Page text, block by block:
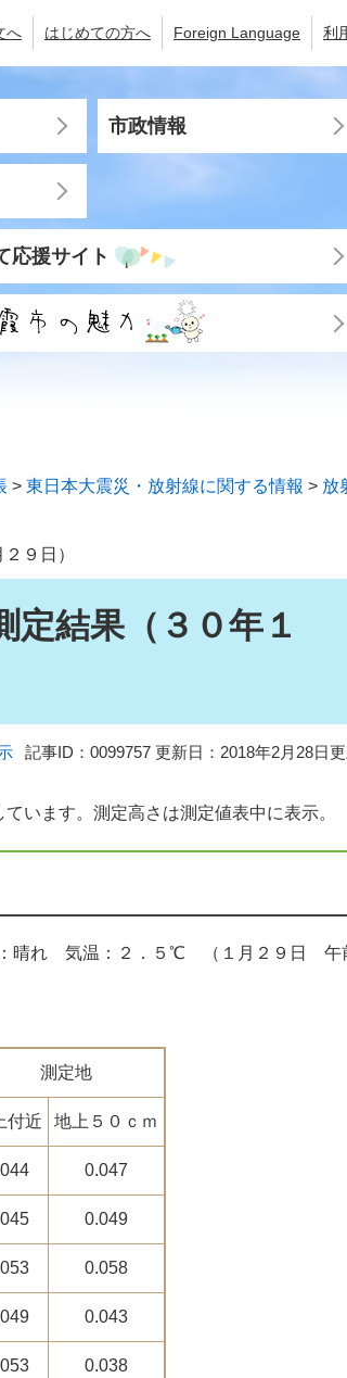
へ はじめての方へ Foreign Language 利
市政情報
援サイト
> 東日本大震災・放射線に関する情報 > 放
９日）
定結果（３０年１
記事ID：0099757 更新日：2018年2月28日
います。測定高さは測定値表中に表示。
晴れ 気温：２．５℃ （１月２９日 午
測定地
付近 地上５０ｃｍ
0.047
0.049
0.058
0.043
0.038